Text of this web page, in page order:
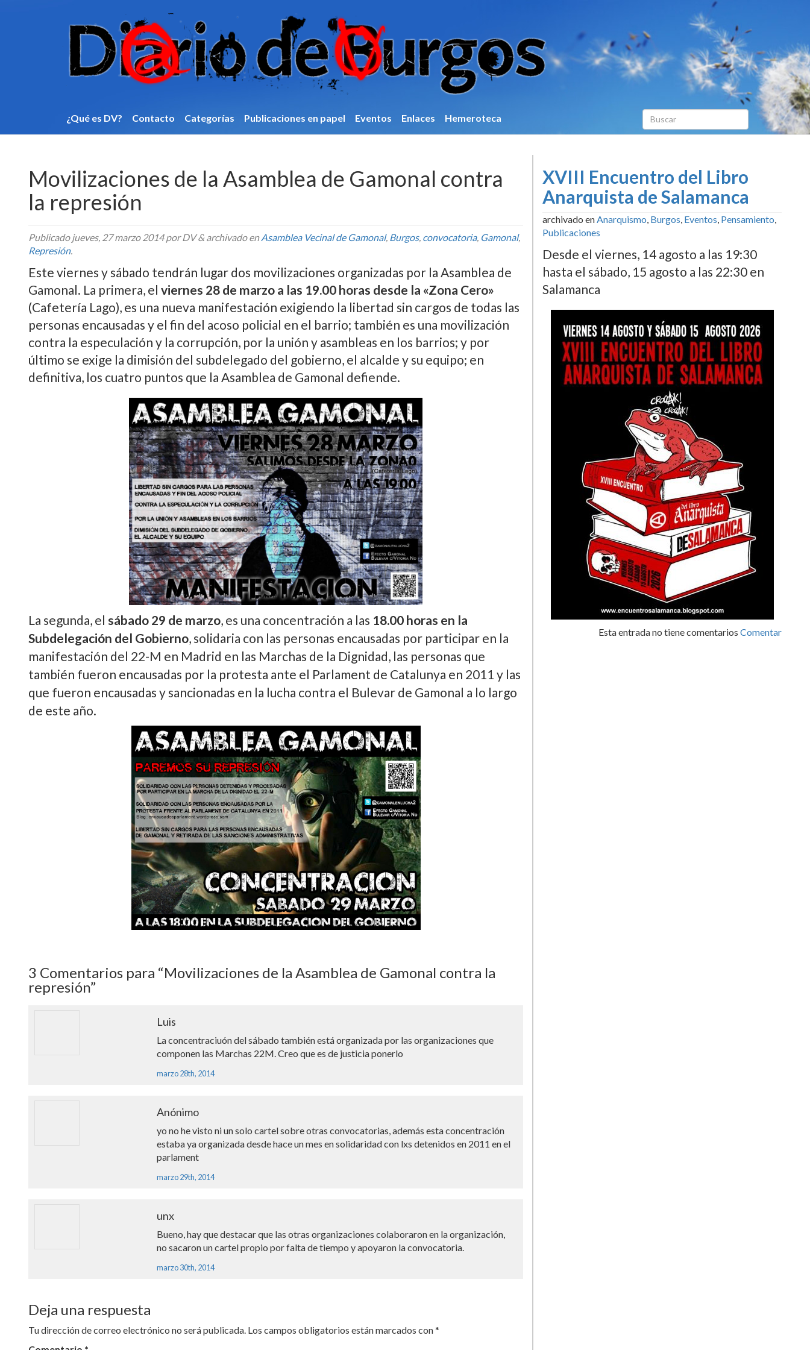
¿Qué es DV? Contacto Categorí­as Publicaciones en papel Eventos Enlaces Hemeroteca
Movilizaciones de la Asamblea de Gamonal contra
la represión
Publicadojueves, 27 marzo 2014por DV&archivado enAsamblea Vecinal de Gamonal, Burgos, convocatoria, Gamonal,
Represión.
Este viernes y sábado tendrán lugar dos movilizaciones organizadas por la Asamblea de
Gamonal. La primera, el viernes 28 de marzo a las 19.00 horas desde la «Zona Cero»
(Cafeterí­a Lago), es una nueva manifestación exigiendo la libertad sin cargos de todas las
personas encausadas y el fin del acoso policial en el barrio; también es una movilización
contra la especulación y la corrupción, por la unión y asambleas en los barrios; y por
último se exige la dimisión del subdelegado del gobierno, el alcalde y su equipo; en
definitiva, los cuatro puntos que la Asamblea de Gamonal defiende.
La segunda, el sábado 29 de marzo, es una concentración a las 18.00 horas en la
Subdelegación del Gobierno, solidaria con las personas encausadas por participar en la
manifestación del 22-M en Madrid en las Marchas de la Dignidad, las personas que
también fueron encausadas por la protesta ante el Parlament de Catalunya en 2011 y las
que fueron encausadas y sancionadas en la lucha contra el Bulevar de Gamonal a lo largo
de este año.
3 Comentarios para “Movilizaciones de la Asamblea de Gamonal contra la
represión”
Luis
La concentraciuón del sábado también está organizada por las organizaciones que
componen las Marchas 22M. Creo que es de justicia ponerlo
marzo 28th, 2014
Anónimo
yo no he visto ni un solo cartel sobre otras convocatorias, además esta concentración
estaba ya organizada desde hace un mes en solidaridad con lxs detenidos en 2011 en el
parlament
marzo 29th, 2014
unx
Bueno, hay que destacar que las otras organizaciones colaboraron en la organización,
no sacaron un cartel propio por falta de tiempo y apoyaron la convocatoria.
marzo 30th, 2014
Deja una respuesta
Tu dirección de correo electrónico no será publicada. Los campos obligatorios están marcados con*
XVIII Encuentro del Libro
Anarquista de Salamanca
archivado enAnarquismo, Burgos, Eventos, Pensamiento,
Publicaciones
Desde el viernes, 14 agosto a las 19:30
hasta el sábado, 15 agosto a las 22:30 en
Salamanca
Esta entrada no tiene comentarios Comentar